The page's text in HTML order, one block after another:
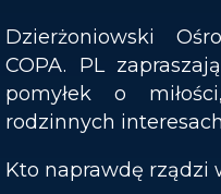
Dzierżoniowski
COPA. PL
pomyłek o
rodzinnych
Kto naprawdę rządzi